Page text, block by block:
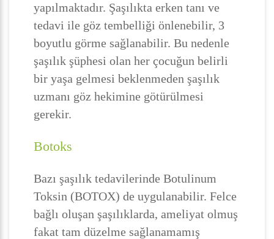
yapılmaktadır. Şaşılıkta erken tanı ve
tedavi ile göz tembelliği önlenebilir, 3
boyutlu görme sağlanabilir. Bu nedenle
şaşılık şüphesi olan her çocuğun belirli
bir yaşa gelmesi beklenmeden şaşılık
uzmanı göz hekimine götürülmesi
gerekir.
Botoks
Bazı şaşılık tedavilerinde Botulinum
Toksin (BOTOX) de uygulanabilir. Felce
bağlı oluşan şaşılıklarda, ameliyat olmuş
fakat tam düzelme sağlanamamış